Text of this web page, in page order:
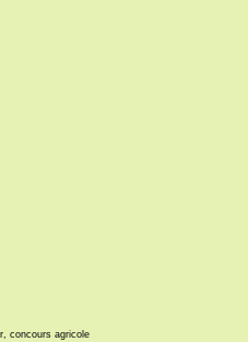
concours agricole